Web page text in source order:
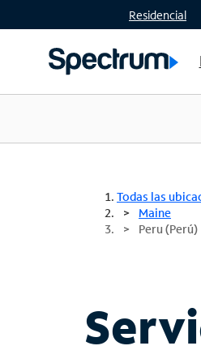
Residencial
Todas las
Maine
Peru (Perú)